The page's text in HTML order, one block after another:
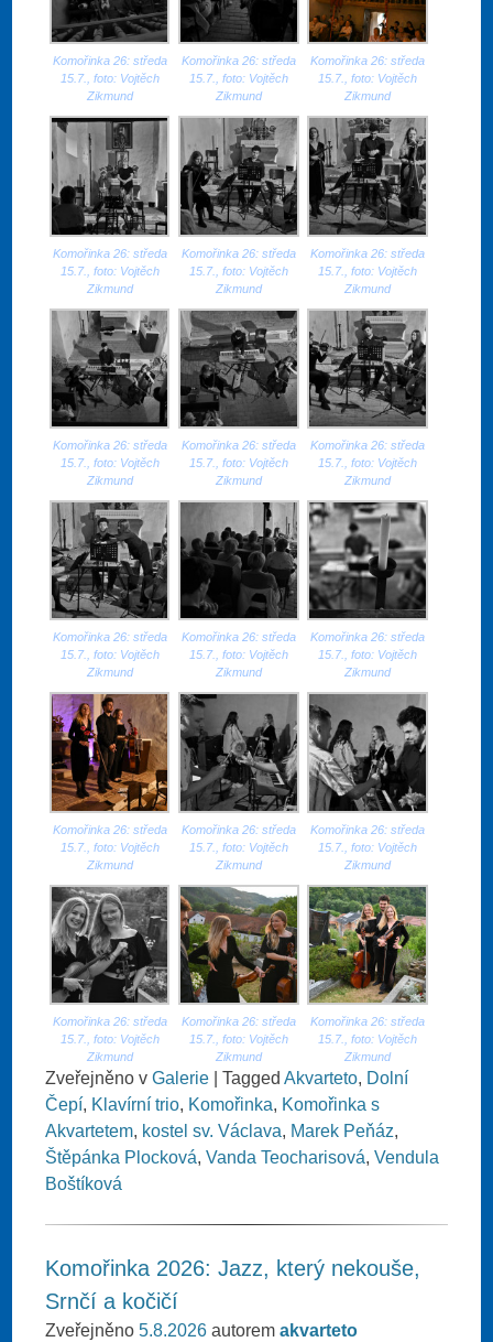
Komořinka 26: středa
15.7., foto: Vojtěch
Zikmund
Komořinka 26: středa
15.7., foto: Vojtěch
Zikmund
Komořinka 26: středa
15.7., foto: Vojtěch
Zikmund
Komořinka 26: středa
15.7., foto: Vojtěch
Zikmund
Komořinka 26: středa
15.7., foto: Vojtěch
Zikmund
Komořinka 26: středa
15.7., foto: Vojtěch
Zikmund
Komořinka 26: středa
15.7., foto: Vojtěch
Zikmund
Komořinka 26: středa
15.7., foto: Vojtěch
Zikmund
Komořinka 26: středa
15.7., foto: Vojtěch
Zikmund
Komořinka 26: středa
15.7., foto: Vojtěch
Zikmund
Komořinka 26: středa
15.7., foto: Vojtěch
Zikmund
Komořinka 26: středa
15.7., foto: Vojtěch
Zikmund
Komořinka 26: středa
15.7., foto: Vojtěch
Zikmund
Komořinka 26: středa
15.7., foto: Vojtěch
Zikmund
Komořinka 26: středa
15.7., foto: Vojtěch
Zikmund
Komořinka 26: středa
15.7., foto: Vojtěch
Zikmund
Komořinka 26: středa
15.7., foto: Vojtěch
Zikmund
Komořinka 26: středa
15.7., foto: Vojtěch
Zikmund
Zveřejněno vGalerie |TaggedAkvarteto, Dolní
Čepí, Klavírní trio, Komořinka, Komořinka s
Akvartetem, kostel sv. Václava, Marek Peňáz,
Štěpánka Plocková,Vanda Teocharisová,Vendula
Boštíková
Komořinka 2026: Jazz, který nekouše,
Srnčí a kočičí
Zveřejněno5.8.2026 autoremakvarteto